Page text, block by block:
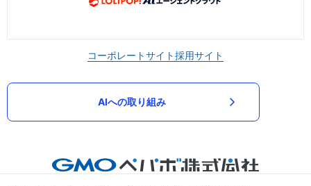
コーポレートサイト採用サイト
AIへの取り組み